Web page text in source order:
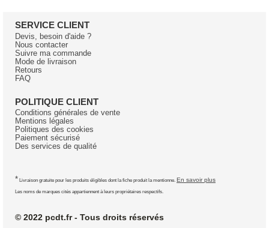
SERVICE CLIENT
Devis, besoin d'aide ?
Nous contacter
Suivre ma commande
Mode de livraison
Retours
FAQ
POLITIQUE CLIENT
Conditions générales de vente
Mentions légales
Politiques des cookies
Paiement sécurisé
Des services de qualité
* Livraison gratuite pour les produits éligibles dont la fiche produit la mentionne. En savoir plus
Les noms de marques cités appartiennent à leurs propriétaires respectifs.
© 2022 pcdt.fr - Tous droits réservés